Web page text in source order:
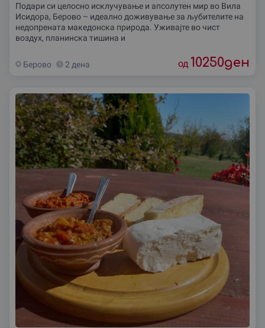
Подари си целосно исклучување и апсолутен мир во Вила
Исидора, Берово – идеално доживување за љубителите на
недопрената македонска природа. Уживајте во чист
воздух, планинска тишина и
Берово 2 дена од 10250ден